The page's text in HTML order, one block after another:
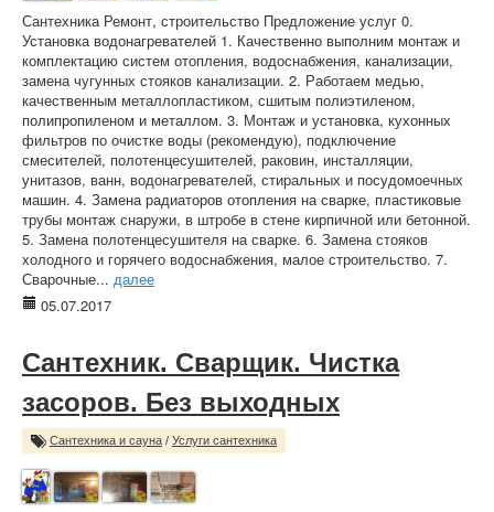
Сантехника Ремонт, строительство Предложение услуг 0.
Установка водонагревателей 1. Качественно выполним монтаж и
комплектацию систем отопления, водоснабжения, канализации,
замена чугунных стояков канализации. 2. Работаем медью,
качественным металлопластиком, сшитым полиэтиленом,
полипропиленом и металлом. 3. Монтаж и установка, кухонных
фильтров по очистке воды (рекомендую), подключение
смесителей, полотенцесушителей, раковин, инсталляции,
унитазов, ванн, водонагревателей, стиральных и посудомоечных
машин. 4. Замена радиаторов отопления на сварке, пластиковые
трубы монтаж снаружи, в штробе в стене кирпичной или бетонной.
5. Замена полотенцесушителя на сварке. 6. Замена стояков
холодного и горячего водоснабжения, малое строительство. 7.
Сварочные... далее
05.07.2017
Сантехник. Сварщик. Чистка
засоров. Без выходных
Сантехника и сауна / Услуги сантехника